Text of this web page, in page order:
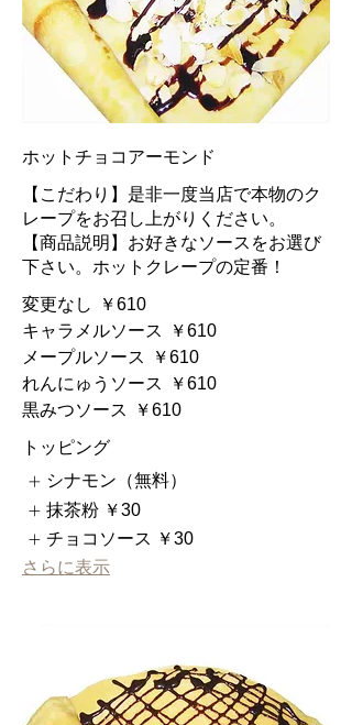
ホットチョコアーモンド
【こだわり】是非一度当店で本物のク
レープをお召し上がりください。
【商品説明】お好きなソースをお選び
下さい。ホットクレープの定番！
変更なし
￥610
キャラメルソース
￥610
メープルソース
￥610
れんにゅうソース
￥610
黒みつソース
￥610
トッピング
シナモン（無料）
抹茶粉 ￥30
チョコソース ￥30
さらに表示